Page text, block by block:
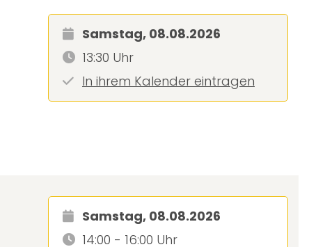
Samstag, 08.08.2026
13:30 Uhr
In ihrem Kalender eintragen
Samstag, 08.08.2026
14:00 - 16:00 Uhr